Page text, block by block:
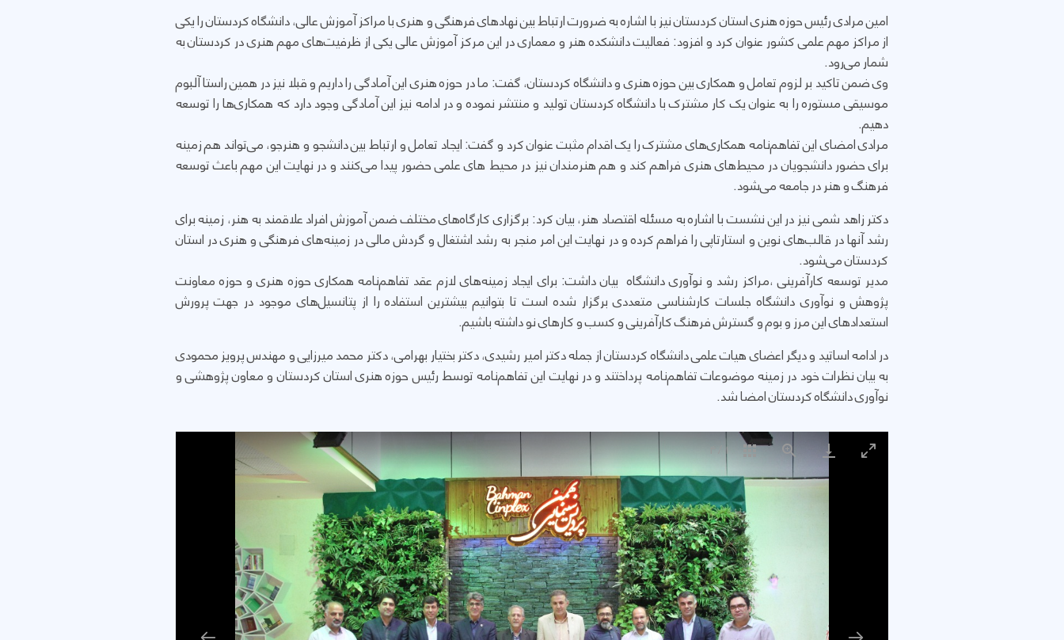
امین مرادی رئیس حوزه هنری استان کردستان نیز با اشاره به ضرورت ارتباط بین نهادهای فرهنگی و هنری با مراکز آموزش عالی، دانشگاه کردستان را یکی
از مراکز مهم علمی کشور عنوان کرد و افزود: فعالیت دانشکده هنر و معماری در این مرکز آموزش عالی یکی از ظرفیت‌های مهم هنری در کردستان به
شمار می‌رود.
وی ضمن تاکید بر لزوم تعامل و همکاری بین حوزه هنری و دانشگاه کردستان، گفت: ما در حوزه هنری این آمادگی را داریم و قبلا نیز در همین راستا آلبوم
موسیقی مستوره را به عنوان یک کار مشترک با دانشگاه کردستان تولید و منتشر نموده و در ادامه نیز این آمادگی وجود دارد که همکاری‌ها را توسعه
دهیم.
مرادی امضای این تفاهم‌نامه همکاری‌های مشترک را یک اقدام مثبت عنوان کرد و گفت: ایجاد تعامل و ارتباط بین دانشجو و هنرجو، می‌تواند هم زمینه
برای حضور دانشجویان در محیط‌های هنری فراهم کند و هم هنرمندان نیز در محیط های علمی حضور پیدا می‌کنند و در نهایت این مهم باعث توسعه
فرهنگ و هنر در جامعه می‌شود.
دکتر زاهد شمی نیز در این نشست با اشاره به مسئله اقتصاد هنر، بیان کرد: برگزاری کارگاه‌های مختلف ضمن آموزش افراد علاقمند به هنر، زمینه برای
رشد آنها در قالب‌های نوین و استارتاپی را فراهم کرده و در نهایت این امر منجر به رشد اشتغال و گردش مالی در زمینه‌های فرهنگی و هنری در استان
کردستان می‌شود.
مدیر توسعه کارآفرینی ،مراکز رشد و نوآوری دانشگاه بیان داشت: برای ایجاد زمینه‌های لازم عقد تفاهم‌نامه همکاری حوزه هنری و حوزه معاونت
پژوهش و نوآوری دانشگاه جلسات کارشناسی متعددی برگزار شده است تا بتوانیم بیشترین استفاده را از پتانسیل‌های موجود در جهت پرورش
استعدادهای این مرز و بوم و گسترش فرهنگ کارآفرینی و کسب و کارهای نو داشته باشیم.
در ادامه اساتید و دیگر اعضای هیات علمی دانشگاه کردستان از جمله دکتر امیر رشیدی، دکتر بختیار بهرامی، دکتر محمد میرزایی و مهندس پرویز محمودی
به بیان نظرات خود در زمینه موضوعات تفاهم‌نامه پرداختند و در نهایت این تفاهم‌نامه توسط رئیس حوزه هنری استان کردستان و معاون پژوهشی و
نوآوری دانشگاه کردستان امضا شد.
1
/
4